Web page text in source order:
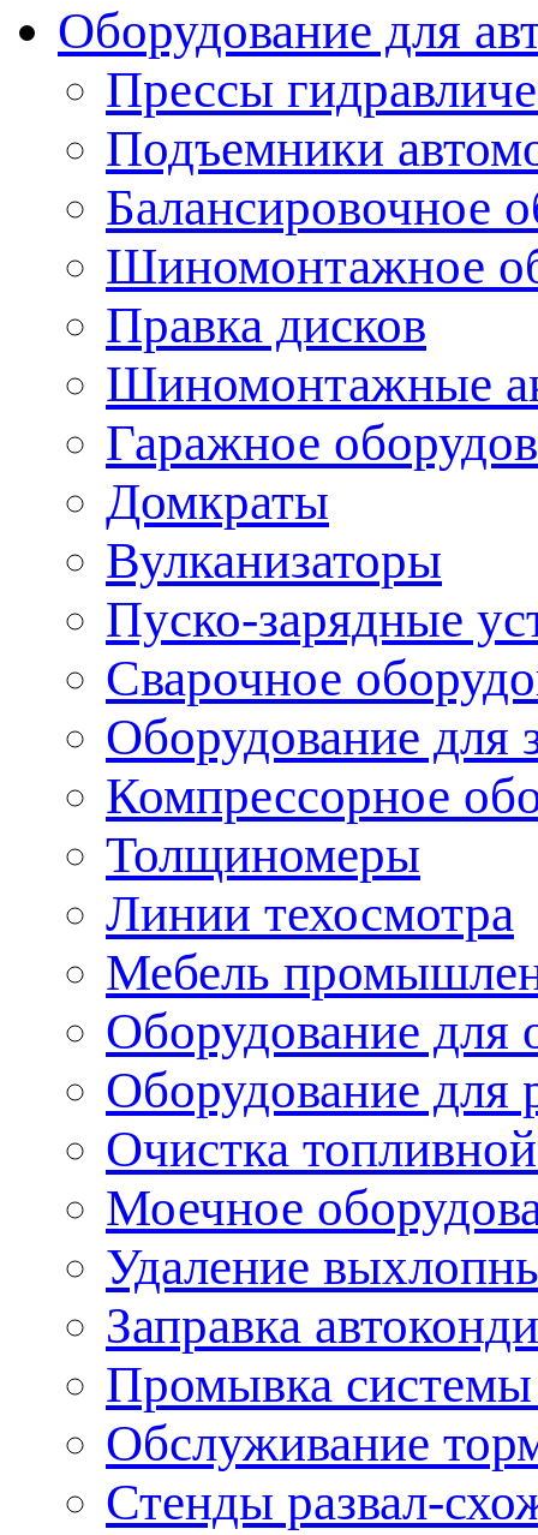
Оборудование для
Прессы
Подъемники
Балансировочное
Шиномонтажное
Правка дисков
Шиномонтажные
Гаражное
Домкраты
Вулканизаторы
Пуско-зарядные
Сварочное
Оборудование для
Компрессорное
Толщиномеры
Линии техосмотра
Мебель
Оборудование для
Оборудование для
Очистка
Моечное
Удаление
Заправка
Промывка
Обслуживание
Стенды развал-